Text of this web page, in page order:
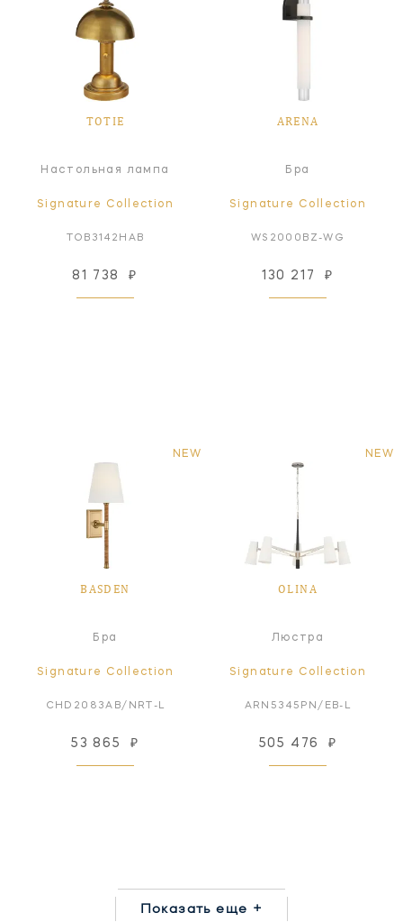
TOTIE
Настольная лампа
Signature Collection
TOB3142HAB
81 738 ₽
ARENA
Бра
Signature Collection
WS2000BZ-WG
130 217 ₽
NEW
BASDEN
Бра
Signature Collection
CHD2083AB/NRT-L
53 865 ₽
NEW
OLINA
Люстра
Signature Collection
ARN5345PN/EB-L
505 476 ₽
Показать еще +